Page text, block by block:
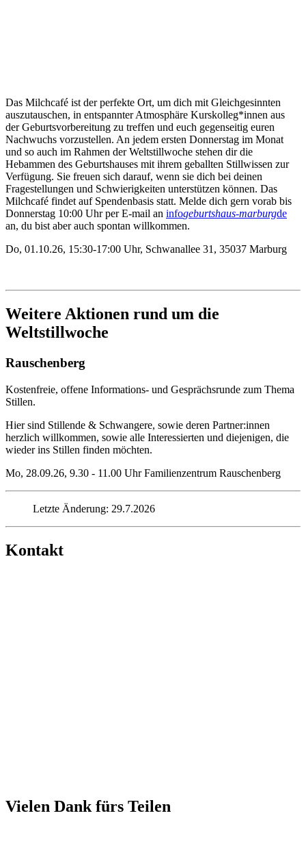
Das Milchcafé ist der perfekte Ort, um dich mit Gleichgesinnten
auszutauschen, in entspannter Atmosphäre Kurskolleg*innen aus
der Geburtsvorbereitung zu treffen und euch gegenseitig euren
Nachwuchs vorzustellen. An jedem ersten Donnerstag im Monat
und so auch im Rahmen der Weltstillwoche stehen dir die
Hebammen des Geburtshauses mit ihrem geballten Stillwissen zur
Verfügung. Sie freuen sich darauf, wenn sie dich bei deinen
Fragestellungen und Schwierigkeiten unterstützen können. Das
Milchcafé findet auf Spendenbasis statt. Melde dich gern vorab bis
Donnerstag 10:00 Uhr per E-mail an infogeburtshaus-marburgde
an, du bist aber auch spontan willkommen.
Do, 01.10.26, 15:30-17:00 Uhr, Schwanallee 31, 35037 Marburg
Weitere Aktionen rund um die
Weltstillwoche
Rauschenberg
Kostenfreie, offene Informations- und Gesprächsrunde zum Thema
Stillen.
Hier sind Stillende & Schwangere, sowie deren Partner:innen
herzlich willkommen, sowie alle Interessierten und diejenigen, die
wieder ins Stillen finden möchten.
Mo, 28.09.26, 9.30 - 11.00 Uhr Familienzentrum Rauschenberg
Letzte Änderung: 29.7.2026
Kontakt
Vielen Dank fürs Teilen